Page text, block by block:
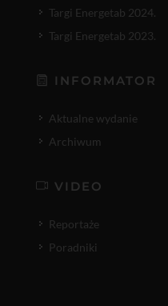
Targi Energetab 2024.
Targi Energetab 2023.
INFORMATOR
Aktualne wydanie
Archiwum
VIDEO
Reportaże
Poradniki